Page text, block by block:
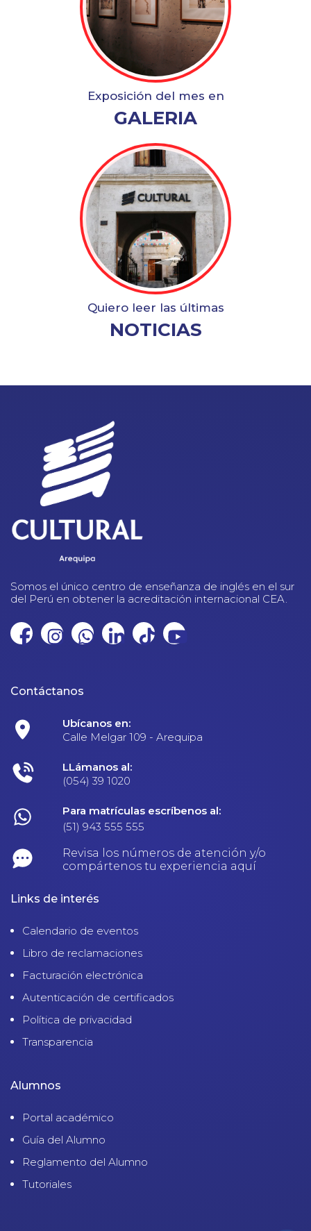
Exposición del mes en
GALERIA
Quiero leer las últimas
NOTICIAS
Somos el único centro de enseñanza de inglés en el sur
del Perú en obtener la acreditación internacional CEA.
Contáctanos
Ubícanos en:
Calle Melgar 109 - Arequipa
LLámanos al:
(054) 39 1020
Para matrículas escríbenos al:
(51) 943 555 555
Revisa los números de atención y/o
compártenos tu experiencia aquí
Links de interés
Calendario de eventos
Libro de reclamaciones
Facturación electrónica
Autenticación de certificados
Política de privacidad
Transparencia
Alumnos
Portal académico
Guía del Alumno
Reglamento del Alumno
Tutoriales